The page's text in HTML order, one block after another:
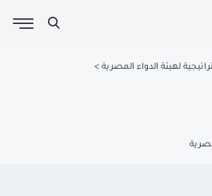
لهيئة الدواء المصرية